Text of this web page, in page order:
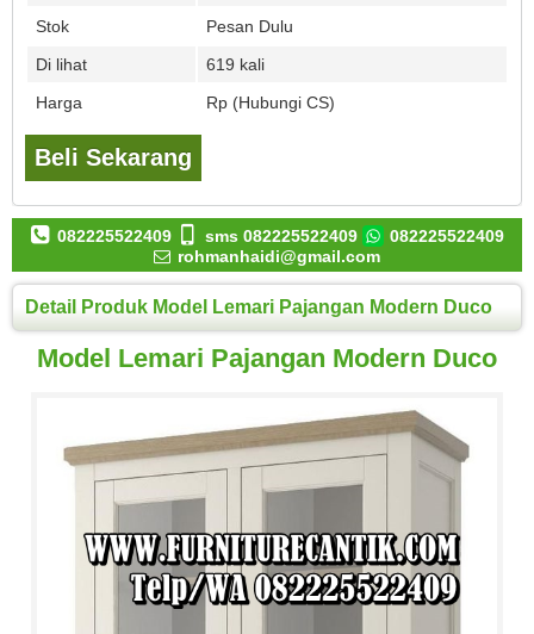
Stok
Pesan Dulu
Di lihat
619 kali
Harga
Rp (Hubungi CS)
Beli Sekarang
082225522409 sms 082225522409
082225522409
rohmanhaidi@gmail.com
Detail Produk Model Lemari Pajangan Modern Duco
Model Lemari Pajangan Modern Duco